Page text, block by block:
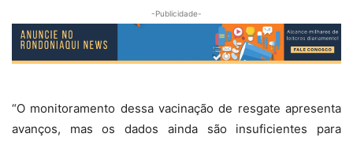
-Publicidade-
“O monitoramento dessa vacinação de resgate apresenta
avanços, mas os dados ainda são insuficientes para